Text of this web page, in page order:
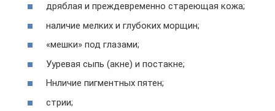
дряблая и преждевременно стареющая кожа;
наличие мелких и глубоких морщин;
«мешки» под глазами;
Ууревая сыпь (акне) и постакне;
Ннличие пигментных пятен;
стрии;